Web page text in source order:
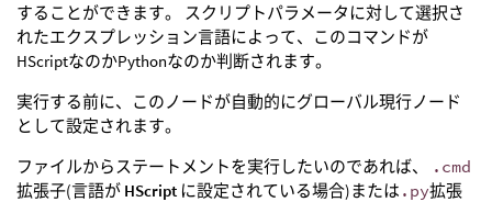
することができます。 スクリプトパラメータに対して選択さ
れたエクスプレッション言語によって、このコマンドが
HScriptなのかPythonなのか判断されます。
実行する前に、このノードが自動的にグローバル現行ノード
として設定されます。
ファイルからステートメントを実行したいのであれば、
.cmd
拡張子(言語が HScript に設定されている場合)または .py拡張